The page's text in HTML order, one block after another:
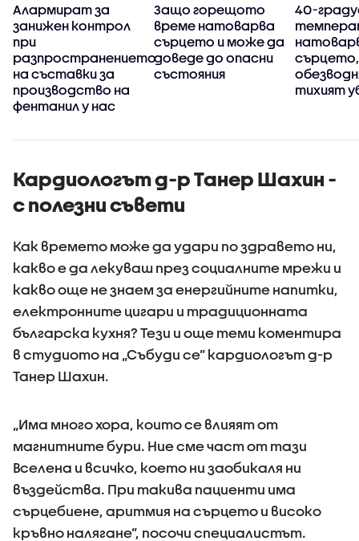
Алармират за
занижен контрол
при
разпространението
на съставки за
производство на
фентанил у нас
Защо горещото
време натоварва
сърцето и може да
доведе до опасни
състояния
40-
сърцето,
тихият
Кардиологът д-р Танер Шахин -
с полезни съвети
Как времето може да удари по здравето ни,
какво е да лекуваш през социалните мрежи и
какво още не знаем за енергийните напитки,
електронните цигари и традиционната
българска кухня? Тези и още теми коментира
в студиото на „Събуди се” кардиологът д-р
Танер Шахин.
„Има много хора, които се влияят от
магнитните бури. Ние сме част от тази
Вселена и всичко, което ни заобикаля ни
въздейства. При такива пациенти има
сърцебиене, аритмия на сърцето и високо
кръвно налягане”, посочи специалистът.